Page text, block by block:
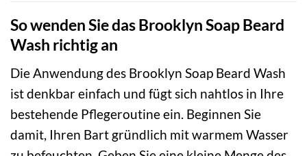
So wenden Sie das Brooklyn Soap Beard
Wash richtig an
Die Anwendung des Brooklyn Soap Beard Wash
ist denkbar einfach und fügt sich nahtlos in Ihre
bestehende Pflegeroutine ein. Beginnen Sie
damit, Ihren Bart gründlich mit warmem Wasser